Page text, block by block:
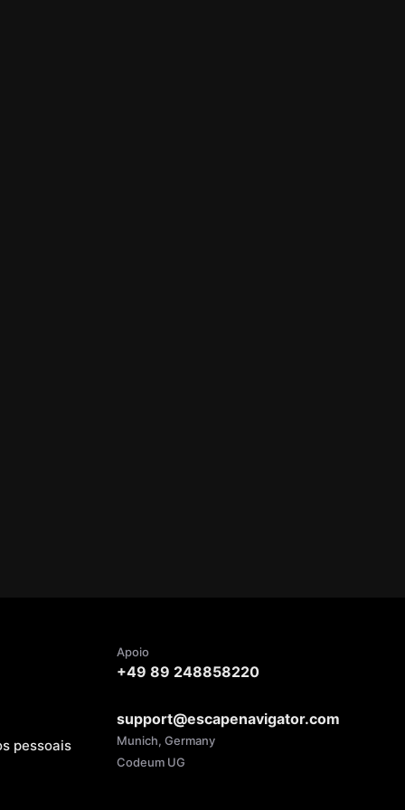
pessoais
Apoio
+49 89 248858220
support@escapenavigator.com
Munich, Germany
Codeum UG